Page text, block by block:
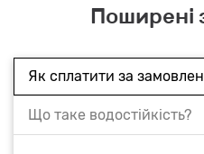
Поширені
Як сплатити за
Що таке водостійкість?